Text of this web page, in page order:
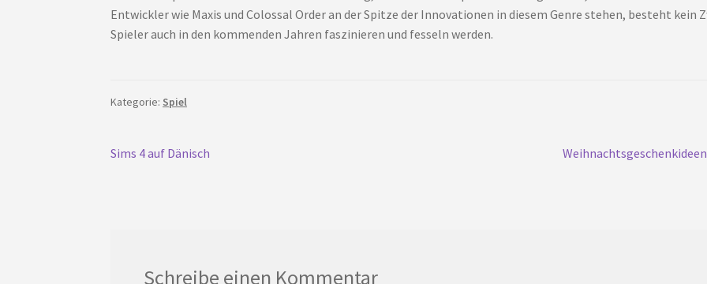
Entwickler wie Maxis und Colossal Order an der Spitze der Innovationen in diesem Genre stehen, besteht kein
Spieler auch in den kommenden Jahren faszinieren und fesseln werden.
Kategorie: Spiel
Beitrags-
Vorherigen
Sims 4 auf Dänisch
Nächster
Schreibe einen Kommentar